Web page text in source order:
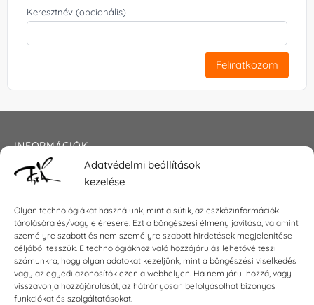
Adatvédelmi beállítások
kezelése
Olyan technológiákat használunk, mint a sütik, az eszközinformációk
tárolására és/vagy elérésére. Ezt a böngészési élmény javítása, valamint
személyre szabott és nem személyre szabott hirdetések megjelenítése
céljából tesszük. E technológiákhoz való hozzájárulás lehetővé teszi
számunkra, hogy olyan adatokat kezeljünk, mint a böngészési viselkedés
vagy az egyedi azonosítók ezen a webhelyen. Ha nem járul hozzá, vagy
visszavonja hozzájárulását, az hátrányosan befolyásolhat bizonyos
funkciókat és szolgáltatásokat.
Keresztnév (opcionális)
Feliratkozom
INFORMÁCIÓK
Általános szerződési feltételek
Impresszum
KAPCSOLAT
E-mail:shop@torokszilvi.com